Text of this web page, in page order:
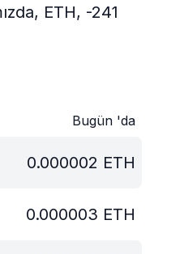
ETH, -241
Bugün 'da
0.000002 ETH
0.000003 ETH